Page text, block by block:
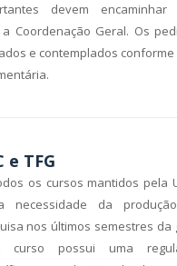
devem encaminhar
Coordenação Geral. Os
e contemplados
e TFG
os cursos mantidos pela
necessidade da
nos últimos semestres da
curso possui uma